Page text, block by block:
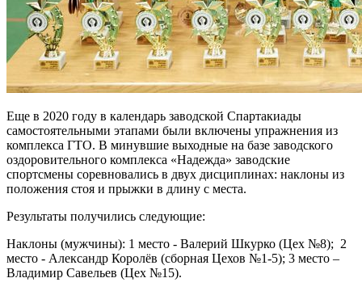
Еще в 2020 году в календарь заводской Спартакиады
самостоятельными этапами были включены упражнения из
комплекса ГТО. В минувшие выходные на базе заводского
оздоровительного комплекса «Надежда» заводские
спортсмены соревновались в двух дисциплинах: наклоны из
положения стоя и прыжки в длину с места.
Результаты получились следующие:
Наклоны (мужчины): 1 место - Валерий Шкурко (Цех №8); 2
место - Александр Королёв (сборная Цехов №1-5); 3 место –
Владимир Савельев (Цех №15).